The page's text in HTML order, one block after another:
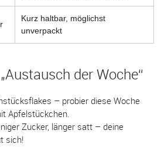
Kurz haltbar, möglichst
unverpackt
der Woche“
– probier diese Woche
Apfelstückchen.
Zucker, länger satt – deine
sich!